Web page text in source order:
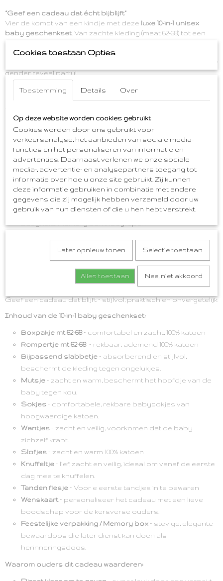
“Geef een cadeau dat écht bijblijft”
Vier de komst van een kindje met deze luxe 10-in-1 unisex
baby geschenkset. Van zachte kleding (maat 62-68) tot een
geselecteerd om praktische waarde te combineren met een
blijvende herinnering. Ook geweldig voor een babyshower of
gender reveal party!
Laat de kersverse ouders stralen– geef dit premium
kraamcadeau dat direct klaar is om te geven en een
dagen van hun kindje extra bijzonder!
Compleet 10-in-1 kraamcadeau
Inclusief boxpakje, rompertje, slabbetje, mutsje, sokjes,
wantjes, knuffeltje, tanden flesje, wenskaart en
Zacht roze design – perfect voor meisje; Hoogwaardige
en veilige materialen
Aachte 100% katoen, duurzaam en veilig voor de
herinneringsdoos voor eerste mijlpalen. Perfect als
babyshower of kraamcadeau
Direct klaar om te geven, stijlvol verpakt en een
blijvende indruk achterlatend.
Geef een cadeau dat blijft – stijlvol, praktisch en onvergetelijk
Inhoud van de 10-in-1 baby geschenkset:
Boxpakje mt 62-68– comfortabel en zacht, 100% katoen
Rompertje mt 62-68– rekbaar, ademend 100% katoen
Bijpassend slabbetje – absorberend en stijlvol,
beschermt de kleding tegen ongelukjes.
Mutsje – zacht en warm, beschermt het hoofdje van de
baby tegen kou,
Sokjes – comfortabele, rekbare babysokjes van
hoogwaardige katoen.
Wantjes – zacht en veilig, voorkomen dat de baby
zichzelf krabt.
Slofjes – zacht en warm 100% katoen
Knuffeltje – lief, zacht en veilig, ideaal om vanaf de eerste
dag mee te knuffelen.
Tanden flesje – Voor e eerste tandjes in te bewaren
Wenskaart– personaliseer het cadeau met een lieve
boodschap voor de kersverse ouders.
Feestelijke verpakking / Memory box – stevige, elegante
bewaardoos die later dienst kan doen als
herinneringsdoos.
Waarom ouders dit cadeau waarderen:
Cookies toestaan Opties
Toestemming Details Over
Op deze website worden cookies gebruikt
Cookies worden door ons gebruikt voor
verkeersanalyse, het aanbieden van sociale media-
functies en het personaliseren van informatie en
advertenties. Daarnaast verlenen we onze sociale
media-, advertentie- en analysepartners toegang tot
informatie over hoe u onze site gebruikt. Zij kunnen
deze informatie gebruiken in combinatie met andere
gegevens die zij mogelijk hebben verzameld door uw
gebruik van hun diensten of die u hen hebt verstrekt.
Later opnieuw tonen Selectie toestaan
Alles toestaan Nee, niet akkoord